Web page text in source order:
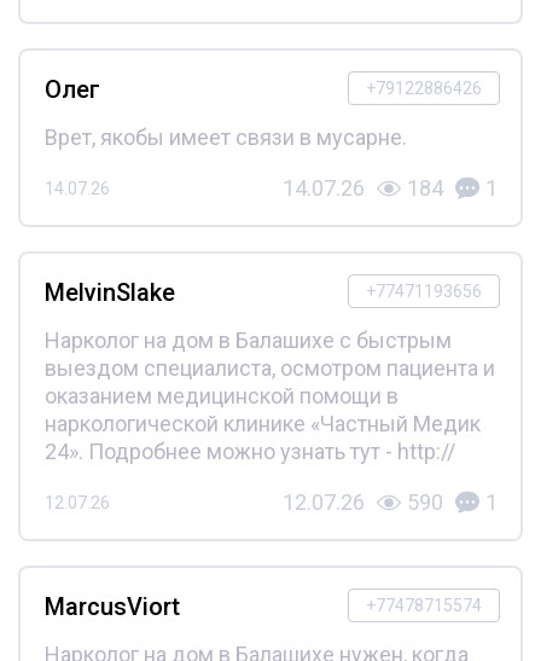
+79122886426
Олег
Врет, якобы имеет связи в мусарне.
14.07.26 14.07.26 184 1
+77471193656
MelvinSlake
Нарколог на дом в Балашихе с быстрым
выездом специалиста, осмотром пациента и
оказанием медицинской помощи в
наркологической клинике «Частный Медик
24». Подробнее можно узнать тут - http://
12.07.26 12.07.26 590 1
+77478715574
MarcusViort
Нарколог на дом в Балашихе нужен, когда